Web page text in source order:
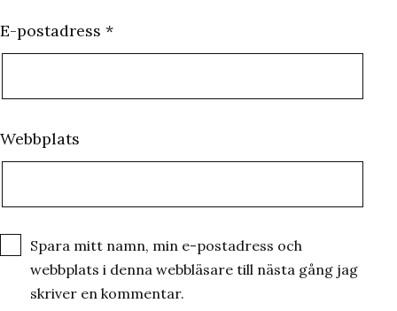
E-postadress *
Webbplats
Spara mitt namn, min e-postadress och
webbplats i denna webbläsare till nästa gång jag
skriver en kommentar.